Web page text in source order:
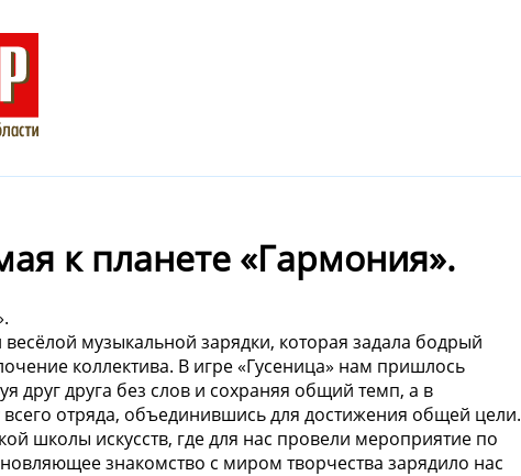
к планете «Гармония».
музыкальной зарядки, которая задала бодрый
коллектива. В игре «Гусеница» нам пришлось
друг друга без слов и сохраняя общий темп, а в
отряда, объединившись для достижения общей цели.
школы искусств, где для нас провели мероприятие по
знакомство с миром творчества зарядило нас